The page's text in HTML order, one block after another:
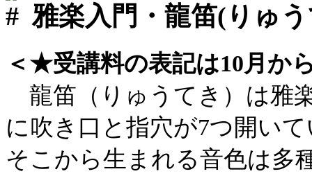
雅楽入門・龍笛(りゅ
＜★受講料の表記は10月か
龍笛（りゅうてき）は雅
に吹き口と指穴が7つ開い
そこから生まれる音色は多